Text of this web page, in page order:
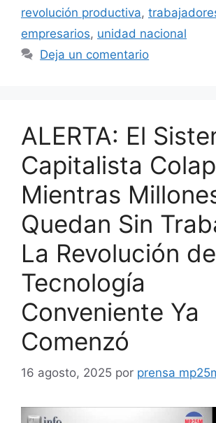
revolución productiva,
empresarios, unidad nacional
Deja un comentario
ALERTA: El
Capitalista
Mientras
Quedan Sin
La Revolución
Tecnología
Conveniente Ya
Comenzó
16 agosto, 2025 por prensa